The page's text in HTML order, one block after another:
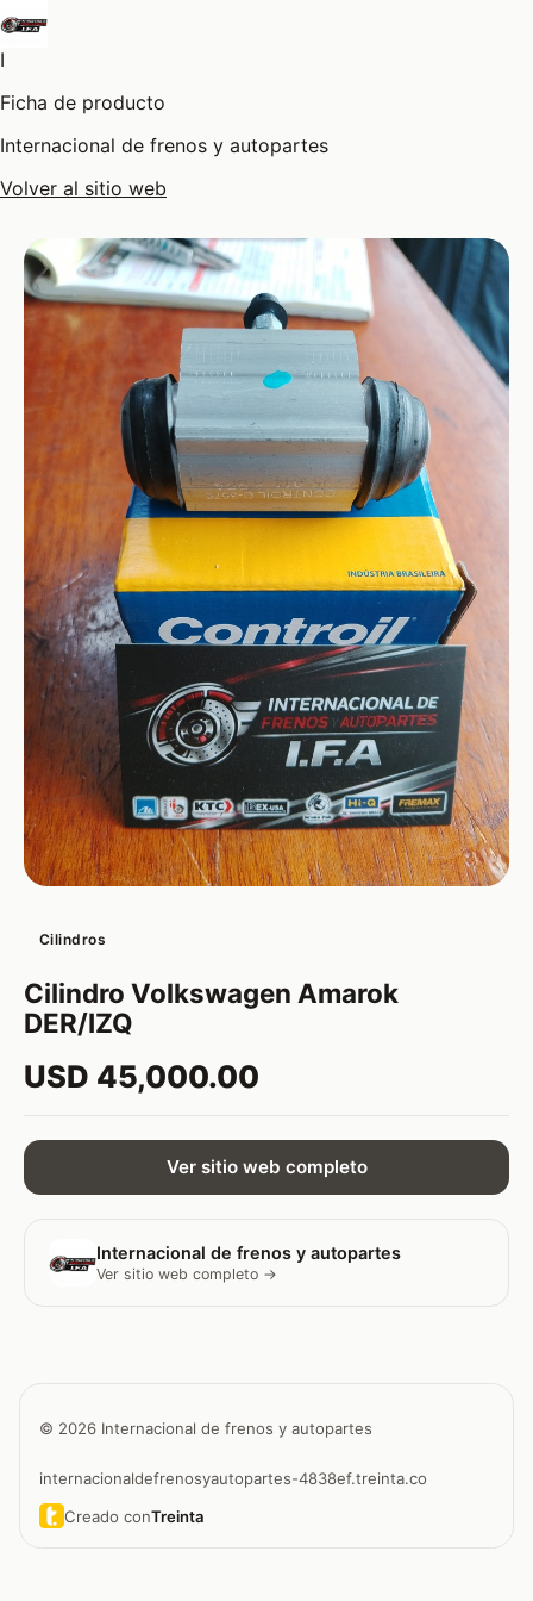
I
Ficha de producto
Internacional de frenos y autopartes
Volver al sitio web
Cilindros
Cilindro Volkswagen Amarok
DER/IZQ
USD 45,000.00
Ver sitio web completo
Internacional de frenos y autopartes
Ver sitio web completo →
© 2026 Internacional de frenos y autopartes
internacionaldefrenosyautopartes-4838ef.treinta.co
Creado conTreinta